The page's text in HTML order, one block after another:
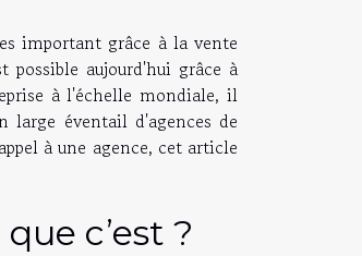
important grâce à la vente
possible aujourd'hui grâce à
à l'échelle mondiale, il
large éventail d'agences de
à une agence, cet article
c’est ?